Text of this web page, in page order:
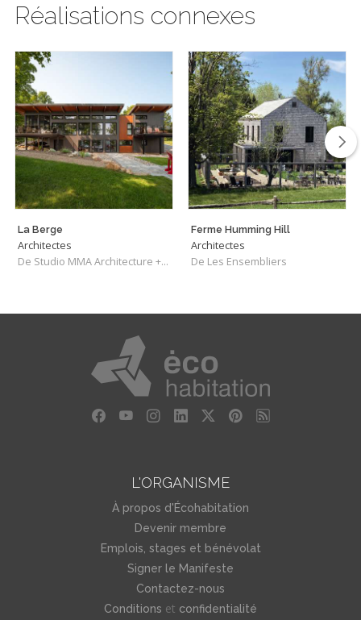
Réalisations connexes
La Berge
Architectes
De Studio MMA Architecture + Design
Ferme Humming Hill
Architectes
De Les Ensembliers
L'ORGANISME
À propos d'Écohabitation
Devenir membre
Emplois, stages et bénévolat
Signer le Manifeste
Contactez-nous
Conditions et confidentialité